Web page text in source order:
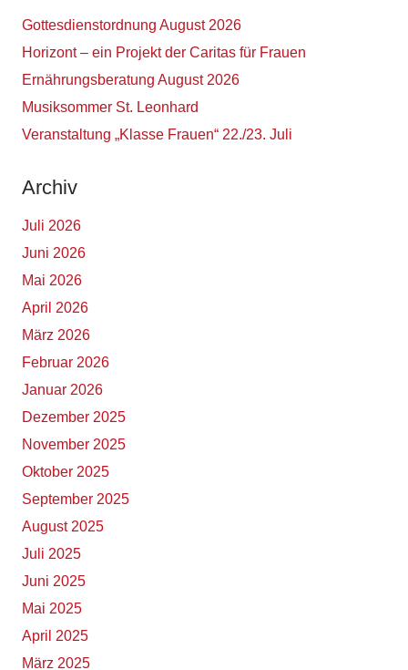
Gottesdienstordnung August 2026
Horizont – ein Projekt der Caritas für Frauen
Ernährungsberatung August 2026
Musiksommer St. Leonhard
Veranstaltung „Klasse Frauen“ 22./23. Juli
Archiv
Juli 2026
Juni 2026
Mai 2026
April 2026
März 2026
Februar 2026
Januar 2026
Dezember 2025
November 2025
Oktober 2025
September 2025
August 2025
Juli 2025
Juni 2025
Mai 2025
April 2025
März 2025